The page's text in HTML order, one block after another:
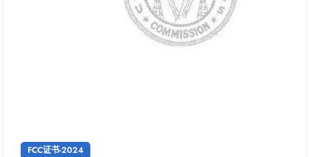
FCC证书-2024